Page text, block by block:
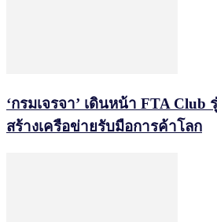
‘กรมเจรจา’ เดินหน้า FTA
สร้างเครือข่ายรับมือการค้าโลก